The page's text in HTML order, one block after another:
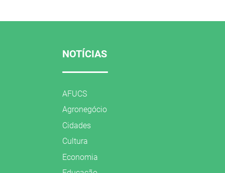
NOTÍCIAS
AFUCS
Agronegócio
Cidades
Cultura
Economia